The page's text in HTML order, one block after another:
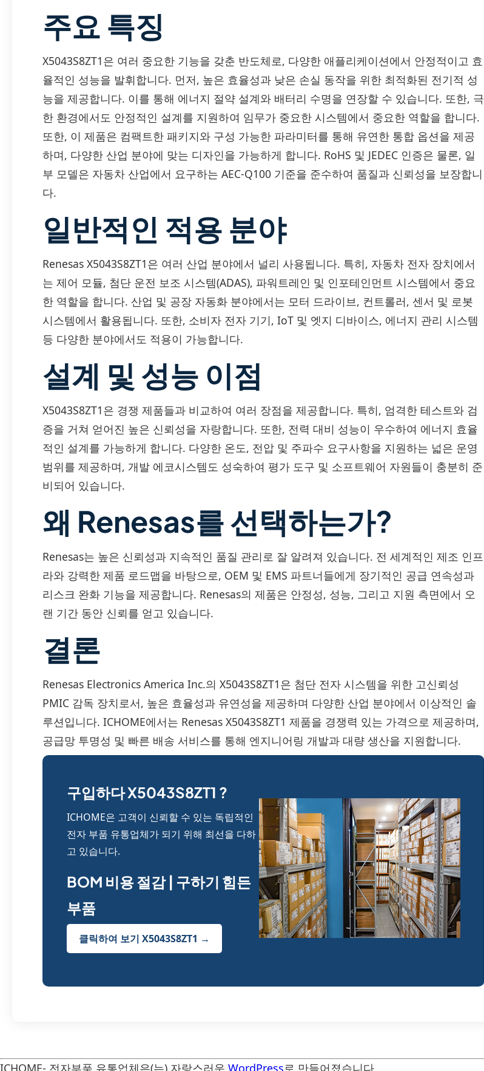
주요 특징
X5043S8ZT1은 여러 중요한 기능을 갖춘 반도체로, 다양한 애플리케이션에서 안정적이고 효
율적인 성능을 발휘합니다. 먼저, 높은 효율성과 낮은 손실 동작을 위한 최적화된 전기적 성
능을 제공합니다. 이를 통해 에너지 절약 설계와 배터리 수명을 연장할 수 있습니다. 또한, 극
한 환경에서도 안정적인 설계를 지원하여 임무가 중요한 시스템에서 중요한 역할을 합니다.
또한, 이 제품은 컴팩트한 패키지와 구성 가능한 파라미터를 통해 유연한 통합 옵션을 제공
하며, 다양한 산업 분야에 맞는 디자인을 가능하게 합니다. RoHS 및 JEDEC 인증은 물론, 일
부 모델은 자동차 산업에서 요구하는 AEC-Q100 기준을 준수하여 품질과 신뢰성을 보장합니
다.
일반적인 적용 분야
Renesas X5043S8ZT1은 여러 산업 분야에서 널리 사용됩니다. 특히, 자동차 전자 장치에서
는 제어 모듈, 첨단 운전 보조 시스템(ADAS), 파워트레인 및 인포테인먼트 시스템에서 중요
한 역할을 합니다. 산업 및 공장 자동화 분야에서는 모터 드라이브, 컨트롤러, 센서 및 로봇
시스템에서 활용됩니다. 또한, 소비자 전자 기기, IoT 및 엣지 디바이스, 에너지 관리 시스템
등 다양한 분야에서도 적용이 가능합니다.
설계 및 성능 이점
X5043S8ZT1은 경쟁 제품들과 비교하여 여러 장점을 제공합니다. 특히, 엄격한 테스트와 검
증을 거쳐 얻어진 높은 신뢰성을 자랑합니다. 또한, 전력 대비 성능이 우수하여 에너지 효율
적인 설계를 가능하게 합니다. 다양한 온도, 전압 및 주파수 요구사항을 지원하는 넓은 운영
범위를 제공하며, 개발 에코시스템도 성숙하여 평가 도구 및 소프트웨어 자원들이 충분히 준
비되어 있습니다.
왜 Renesas를 선택하는가?
Renesas는 높은 신뢰성과 지속적인 품질 관리로 잘 알려져 있습니다. 전 세계적인 제조 인프
라와 강력한 제품 로드맵을 바탕으로, OEM 및 EMS 파트너들에게 장기적인 공급 연속성과
리스크 완화 기능을 제공합니다. Renesas의 제품은 안정성, 성능, 그리고 지원 측면에서 오
랜 기간 동안 신뢰를 얻고 있습니다.
결론
Renesas Electronics America Inc.의 X5043S8ZT1은 첨단 전자 시스템을 위한 고신뢰성
PMIC 감독 장치로서, 높은 효율성과 유연성을 제공하며 다양한 산업 분야에서 이상적인 솔
루션입니다. ICHOME에서는 Renesas X5043S8ZT1 제품을 경쟁력 있는 가격으로 제공하며,
공급망 투명성 및 빠른 배송 서비스를 통해 엔지니어링 개발과 대량 생산을 지원합니다.
구입하다 X5043S8ZT1 ?
ICHOME은 고객이 신뢰할 수 있는 독립적인
전자 부품 유통업체가 되기 위해 최선을 다하
고 있습니다.
BOM 비용 절감 | 구하기 힘든
부품
클릭하여 보기 X5043S8ZT1 →
ICHOME- 전자부품 유통업체은(는) 자랑스러운 WordPress로 만들어졌습니다